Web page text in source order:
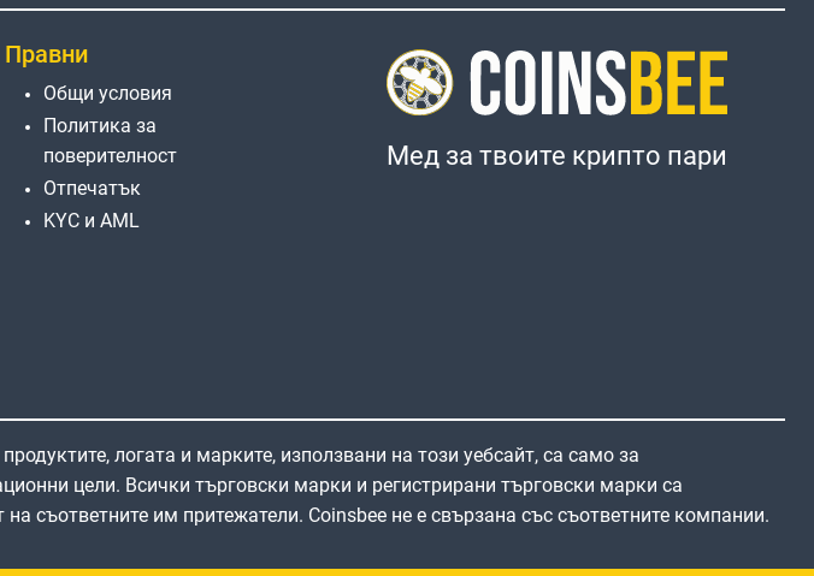
Правни
Общи условия
Политика за
поверителност
Отпечатък
KYC и AML
Мед за твоите крипто пари
логата и марките, използвани на този уебсайт, са само за
цели. Всички търговски марки и регистрирани търговски марки са
на съответните им притежатели. Coinsbee не е свързана със съответните компании.